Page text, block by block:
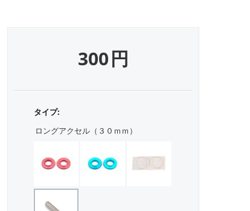
300円
タイプ:
ロングアクセル（３０ｍｍ）